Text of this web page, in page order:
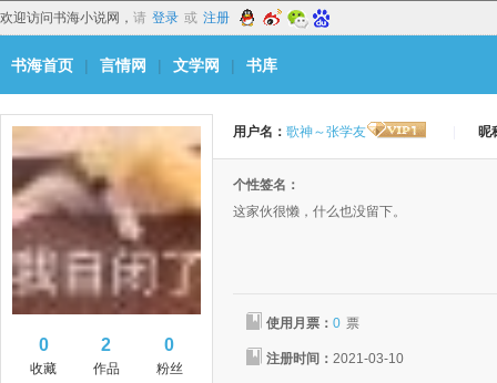
欢迎访问书海小说网， 请 登录 或 注册
书海首页 | 言情网 | 文学网 | 书库
0
收藏
2
作品
0
粉丝
用户名： 歌神～张学友 昵
个性签名：
这家伙很懒，什么也没留下。
使用月票： 0 票
注册时间： 2021-03-10